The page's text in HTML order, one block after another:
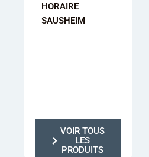
HORAIRE
SAUSHEIM
VOIR TOUS
LES
PRODUITS